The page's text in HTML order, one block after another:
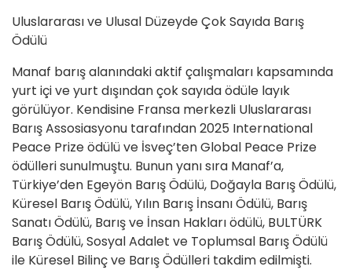
Uluslararası ve Ulusal Düzeyde Çok Sayıda Barış
Ödülü
Manaf barış alanındaki aktif çalışmaları kapsamında
yurt içi ve yurt dışından çok sayıda ödüle layık
görülüyor. Kendisine Fransa merkezli Uluslararası
Barış Assosiasyonu tarafından 2025 International
Peace Prize ödülü ve İsveç’ten Global Peace Prize
ödülleri sunulmuştu. Bunun yanı sıra Manaf’a,
Türkiye’den Egeyön Barış Ödülü, Doğayla Barış Ödülü,
Küresel Barış Ödülü, Yılın Barış İnsanı Ödülü, Barış
Sanatı Ödülü, Barış ve İnsan Hakları ödülü, BULTÜRK
Barış Ödülü, Sosyal Adalet ve Toplumsal Barış Ödülü
ile Küresel Bilinç ve Barış Ödülleri takdim edilmişti.